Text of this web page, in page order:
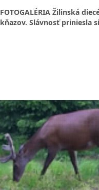
FOTOGALÉRIA Žilinská
kňazov. Slávnosť priniesla